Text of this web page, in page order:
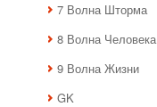
7 Волна Шторма
8 Волна Человека
9 Волна Жизни
GK